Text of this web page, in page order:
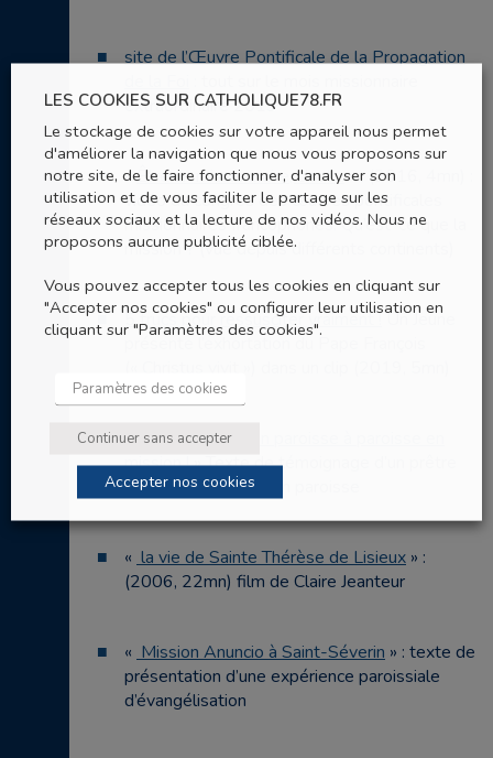
site de l’Œuvre Pontificale de la Propagation
extraordinaire 2019
«Être un missionnaire, c’est…» : (2016, 4mn) :
vidéo du congrès des œuvres pontificales
missionnaires francophones. Qu’est-ce que la
mission ? (vue depuis différents continents)
5 trucs pour ressusciter vraiment !Un Jeune
«D’une mission en paroisse à paroisse en
mission !» Texte de témoignage d’un prêtre
sur l’évangélisation en paroisse
« la vie de Sainte Thérèse de Lisieux » :
(2006, 22mn) film de Claire Jeanteur
« Mission Anuncio à Saint-Séverin » : texte de
présentation d’une expérience paroissiale
d’évangélisation
LES COOKIES SUR CATHOLIQUE78.FR
Le stockage de cookies sur votre appareil nous permet
d'améliorer la navigation que nous vous proposons sur
notre site, de le faire fonctionner, d'analyser son
utilisation et de vous faciliter le partage sur les
réseaux sociaux et la lecture de nos vidéos. Nous ne
proposons aucune publicité ciblée.
Vous pouvez accepter tous les cookies en cliquant sur
"Accepter nos cookies" ou configurer leur utilisation en
cliquant sur "Paramètres des cookies".
Paramètres des cookies
Continuer sans accepter
Accepter nos cookies